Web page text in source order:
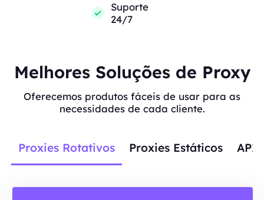
Suporte
24/7
Melhores Soluções de Proxy
Oferecemos produtos fáceis de usar para as
necessidades de cada cliente.
Proxies Rotativos Proxies Estáticos